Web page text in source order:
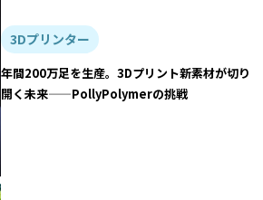
3Dプリンター
年間200万足を生産。3Dプリント新素材が切り
開く未来——PollyPolymerの挑戦